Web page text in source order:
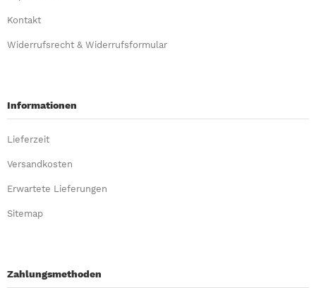
Kontakt
Widerrufsrecht & Widerrufsformular
Informationen
Lieferzeit
Versandkosten
Erwartete Lieferungen
Sitemap
Zahlungsmethoden